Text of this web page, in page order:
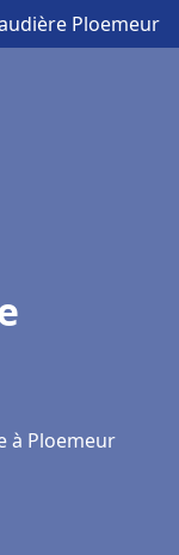
Ploemeur
à Ploemeur